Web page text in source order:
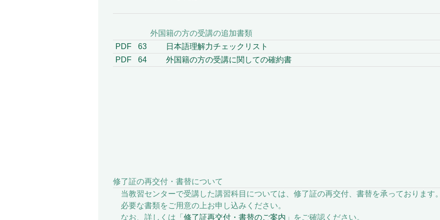
外国籍の方の受講の追加書類
PDF
63
日本語理解力チェックリスト
PDF
64 外国籍の方の受講に関しての確約書
修了証の再交付・書替について
当教習センターで受講した講習科目については、修了証の再交付、書替を承っております。
必要な書類をご用意の上お申し込みください。
なお、詳しくは「 修了証再交付・書替のご案内 」をご確認ください。